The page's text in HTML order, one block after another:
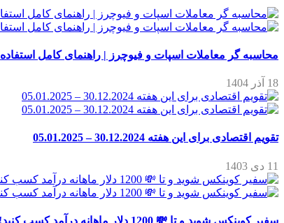
محاسبه گر معاملات اسپات و فیوچرز | راهنمای کامل استفاده
18 آذر 1404
تقویم اقتصادی برای این هفته 30.12.2024 – 05.01.2025
11 دی 1403
سفیر کوینکس شوید و تا 💸 1200 دلار ماهانه درآمد کسب کنید! 🤝